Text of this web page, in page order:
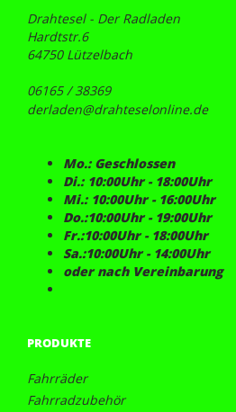
Drahtesel - Der Radladen
Hardtstr.6
64750 Lützelbach
06165 / 38369
derladen@drahteselonline.de
Mo.: Geschlossen
Di.: 10:00Uhr - 18:00Uhr
Mi.: 10:00Uhr - 16:00Uhr
Do.:10:00Uhr - 19:00Uhr
Fr.:10:00Uhr - 18:00Uhr
Sa.:10:00Uhr - 14:00Uhr
oder nach Vereinbarung
PRODUKTE
Fahrräder
Fahrradzubehör